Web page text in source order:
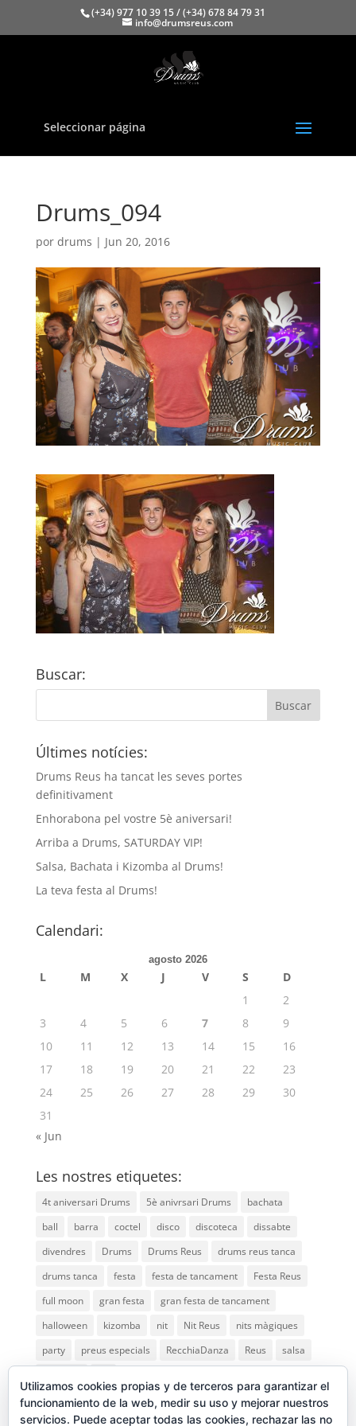
(+34) 977 10 39 15 / (+34) 678 84 79 31
info@drumsreus.com
Seleccionar página
Drums_094
por drums | Jun 20, 2016
Buscar:
Últimes notícies:
Drums Reus ha tancat les seves portes
definitivament
Enhorabona pel vostre 5è aniversari!
Arriba a Drums, SATURDAY VIP!
Salsa, Bachata i Kizomba al Drums!
La teva festa al Drums!
Calendari:
agosto 2026
L M X J V S
D
1
2
3
4 5 6 7 8
9
10
11 12 13 14 15
16
17
18 19 20 21 22
23
24
25 26 27 28 29
30
31
« Jun
Les nostres etiquetes:
4t aniversari Drums 5è anivrsari Drums
bachata
ball
barra coctel disco discoteca
dissabte
divendres
Drums Drums Reus
drums reus tanca
drums tanca
festa festa de tancament
Festa Reus
full moon
gran festa
gran festa de tancament
halloween
kizomba nit Nit Reus
nits màgiques
party
preus especials RecchiaDanza Reus
salsa
Utilizamos cookies propias y de terceros para garantizar el
funcionamiento de la web, medir su uso y mejorar nuestros
servicios. Puede aceptar todas las cookies, rechazar las no